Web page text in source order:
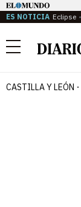
ES NOTICIA Eclipse
Menú
CASTILLA Y LEÓN